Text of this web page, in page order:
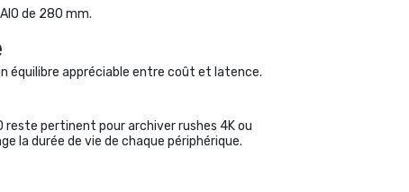
de 280 mm.
équilibre appréciable entre coût et latence.
reste pertinent pour archiver rushes 4K ou
la durée de vie de chaque périphérique.